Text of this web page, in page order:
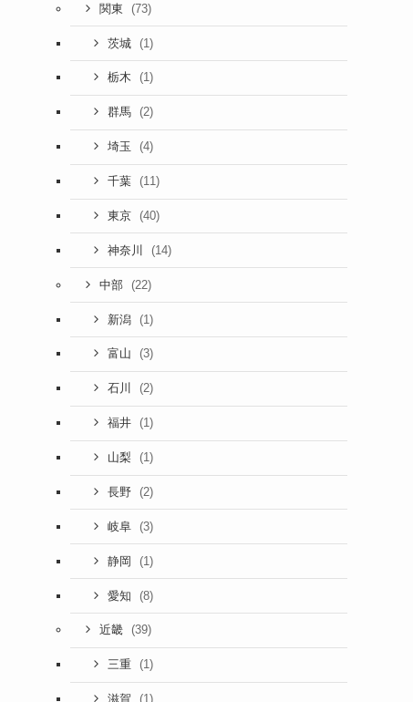
関東 (73)
茨城 (1)
栃木 (1)
群馬 (2)
埼玉 (4)
千葉 (11)
東京 (40)
神奈川 (14)
中部 (22)
新潟 (1)
富山 (3)
石川 (2)
福井 (1)
山梨 (1)
長野 (2)
岐阜 (3)
静岡 (1)
愛知 (8)
近畿 (39)
三重 (1)
滋賀 (1)